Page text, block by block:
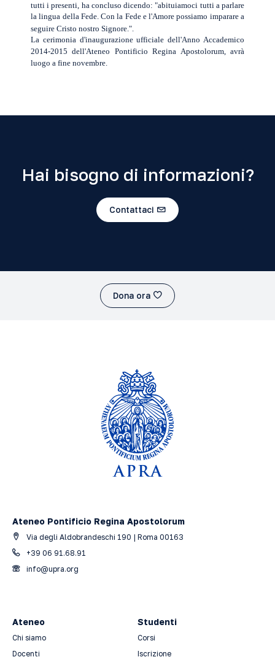
tutti i presenti, ha concluso dicendo: "abituiamoci tutti a parlare
la lingua della Fede. Con la Fede e l'Amore possiamo imparare a
seguire Cristo nostro Signore.".
La cerimonia d'inaugurazione ufficiale dell'Anno Accademico
2014-2015 dell'Ateneo Pontificio Regina Apostolorum, avrà
luogo a fine novembre.
Hai bisogno di informazioni?
Contattaci
Dona ora
Ateneo Pontificio Regina Apostolorum
Via degli Aldobrandeschi 190 | Roma 00163
+39 06 91.68.91
info@upra.org
Ateneo
Chi siamo
Docenti
Studenti
Corsi
Iscrizione